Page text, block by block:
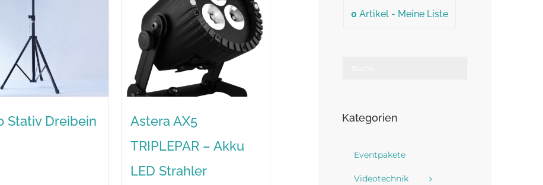
Stativ Dreibein
Astera AX5
TRIPLEPAR – Akku
LED Strahler
0 Artikel - Meine Liste
Kategorien
Eventpakete
Videotechnik